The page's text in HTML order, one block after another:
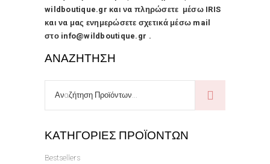
wildboutique.gr και να πληρώσετε μέσω IRIS
και να μας ενημερώσετε σχετικά μέσω mail
στο info@wildboutique.gr .
ΑΝΑΖΉΤΗΣΗ
για:
ΚΑΤΗΓΟΡΊΕΣ ΠΡΟΪΌΝΤΩΝ
Bestsellers